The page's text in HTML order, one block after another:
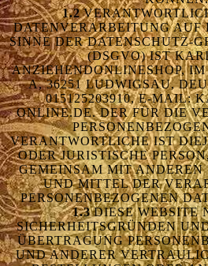
1.2
DATENVERARBEITUNG AUF
SINNE DER DATENSCHUTZ-
(DSGVO) IST
ANZIEHENDONLINESHOP,
A, 36251 LUDWIGSAU,
015125203910, E-MAIL:
ONLINE.DE. DER FÜR DIE
VERANTWORTLICHE IST
ODER JURISTISCHE
GEMEINSAM MIT ANDEREN
UND MITTEL DER
PERSONENBEZOGENEN
1.3DIESE WEBSITE
SICHERHEITSGRÜNDEN
ÜBERTRAGUNG
UND ANDERER